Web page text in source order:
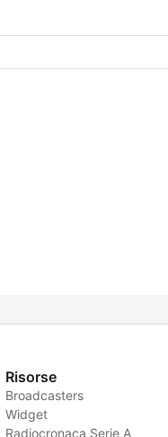
Risorse
Broadcasters
Widget
Radiocronaca Serie A